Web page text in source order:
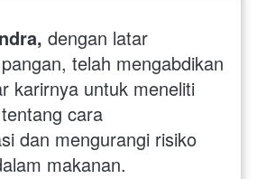
dengan latar
telah mengabdikan
karirnya untuk meneliti
cara
dan mengurangi risiko
makanan.